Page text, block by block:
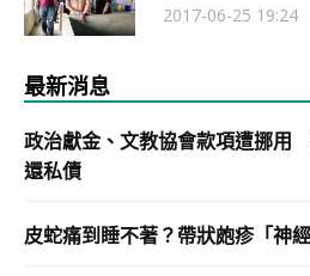
2017-06-25 19:24
最新消息
政治獻金、文教協會款項遭挪用
還私債
皮蛇痛到睡不著？帶狀皰疹「神